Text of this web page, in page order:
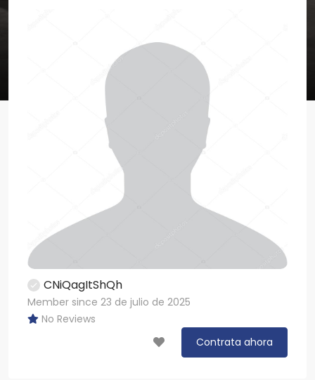
CNiQagItShQh
Member since 23 de julio de 2025
No Reviews
Contrata ahora